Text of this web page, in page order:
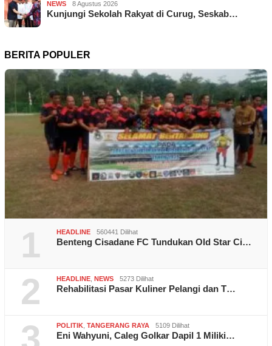
NEWS 8 Agustus 2026
Kunjungi Sekolah Rakyat di Curug, Seskab…
BERITA POPULER
1 HEADLINE 560441 Dilihat
Benteng Cisadane FC Tundukan Old Star Ci…
2 HEADLINE NEWS 5273 Dilihat
Rehabilitasi Pasar Kuliner Pelangi dan T…
POLITIK TANGERANG RAYA 5109 Dilihat
Eni Wahyuni, Caleg Golkar Dapil 1 Miliki…